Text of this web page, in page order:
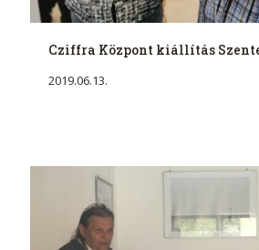
Cziffra Központ kiállítás
2019.06.13.